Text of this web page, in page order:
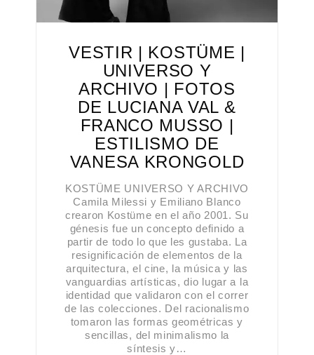
VESTIR | KOSTÜME |
UNIVERSO Y
ARCHIVO | FOTOS
DE LUCIANA VAL &
FRANCO MUSSO |
ESTILISMO DE
VANESA KRONGOLD
KOSTÜME UNIVERSO Y ARCHIVO
Camila Milessi y Emiliano Blanco
crearon Kostüme en el año 2001. Su
génesis fue un concepto definido a
partir de todo lo que les gustaba. La
resignificación de elementos de la
arquitectura, el cine, la música y las
vanguardias artísticas, dio lugar a la
identidad que validaron con el correr
de las colecciones. Del racionalismo
tomaron las formas geométricas y
sencillas, del minimalismo la
síntesis y…